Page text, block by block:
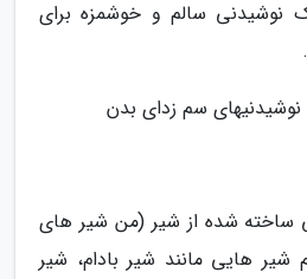
نوشیدنی سالم و خوشمزه برای
نوشیدنیهای سم زدای بدن
ساخته شده از شیر (من شیر های
شیر هایی مانند شیر بادام، شیر